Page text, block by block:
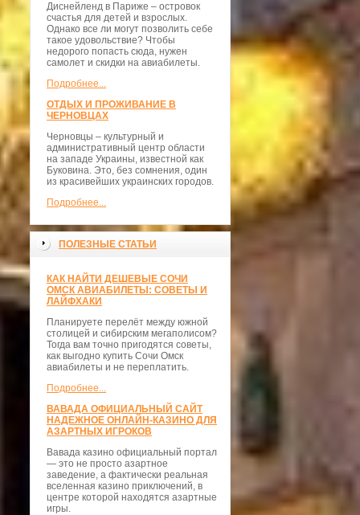
Диснейленд в Париже – островок
счастья для детей и взрослых.
Однако все ли могут позволить себе
такое удовольствие? Чтобы
недорого попасть сюда, нужен
самолет и скидки на авиабилеты.
Подробнее...
ОТДЫХ И ПРОЖИВАНИЕ В
ЧЕРНОВЦАХ
Черновцы – культурный и
административный центр области
на западе Украины, известной как
Буковина. Это, без сомнения, один
из красивейших украинских городов.
Подробнее...
ПОЛЕЗНЫЕ СТАТЬИ
КАК НАЙТИ ДЕШЕВЫЕ СОЧИ
ОМСК АВИАБИЛЕТЫ: СОВЕТЫ И
ЛАЙФХАКИ
Планируете перелёт между южной
столицей и сибирским мегаполисом?
Тогда вам точно пригодятся советы,
как выгодно купить Сочи Омск
авиабилеты и не переплатить.
Подробнее...
ВАВАДА ОФИЦИАЛЬНЫЙ САЙТ
НАДЕЖНОЕ ОНЛАЙН-КАЗИНО ДЛЯ
АЗАРТНЫХ ИГРОКОВ
Вавада казино официальный портал
— это не просто азартное
заведение, а фактически реальная
вселенная казино приключений, в
центре которой находятся азартные
игры.